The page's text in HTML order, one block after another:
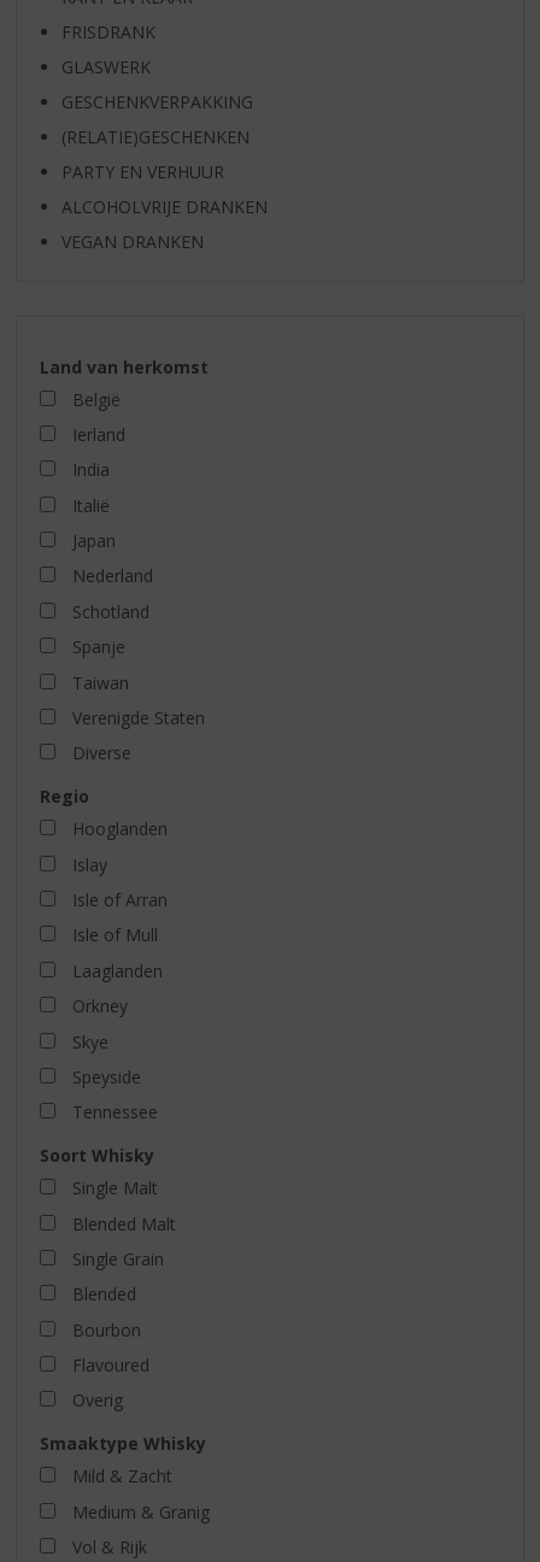
FRISDRANK
GLASWERK
GESCHENKVERPAKKING
(RELATIE)GESCHENKEN
PARTY EN VERHUUR
ALCOHOLVRIJE DRANKEN
VEGAN DRANKEN
Land van herkomst
België
Ierland
India
Italië
Japan
Nederland
Schotland
Spanje
Taiwan
Verenigde Staten
Diverse
Regio
Hooglanden
Islay
Isle of Arran
Isle of Mull
Laaglanden
Orkney
Skye
Speyside
Tennessee
Soort Whisky
Single Malt
Blended Malt
Single Grain
Blended
Bourbon
Flavoured
Overig
Smaaktype Whisky
Mild & Zacht
Medium & Granig
Vol & Rijk